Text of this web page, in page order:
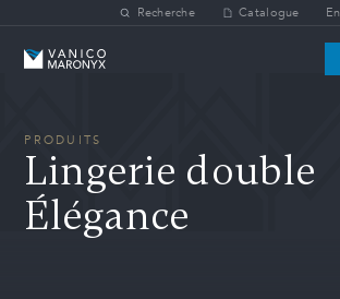
Skip to main contentRecherche Catalogue En
Vanico-Maronyx
PRODUITS
Lingerie double
Élégance